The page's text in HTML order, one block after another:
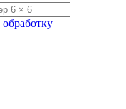
обработку